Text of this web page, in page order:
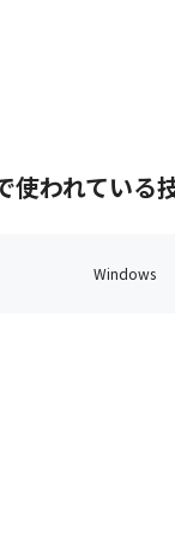
使われている
Windows